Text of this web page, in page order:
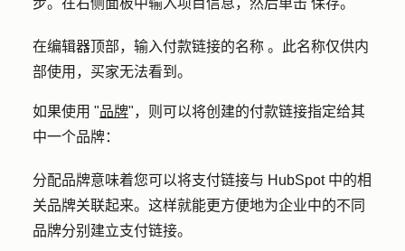
在编辑器顶部，输入付款链接的名称 。此名称仅供内
部使用，买家无法看到。
如果使用 "品牌"，则可以将创建的付款链接指定给其
中一个品牌：
分配品牌意味着您可以将支付链接与 HubSpot 中的相
关品牌关联起来。这样就能更方便地为企业中的不同
品牌分别建立支付链接。